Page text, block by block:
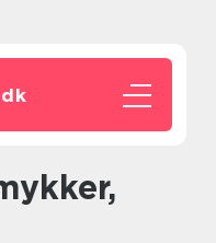
dk